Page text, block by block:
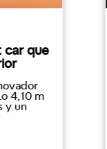
car que
4,10 m
y un